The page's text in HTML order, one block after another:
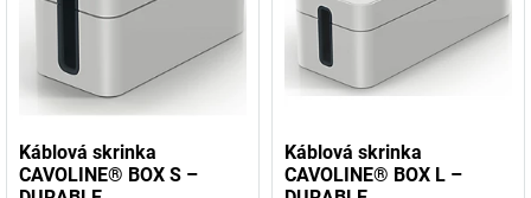
Káblová skrinka
CAVOLINE® BOX S –
Káblová skrinka
CAVOLINE® BOX L –